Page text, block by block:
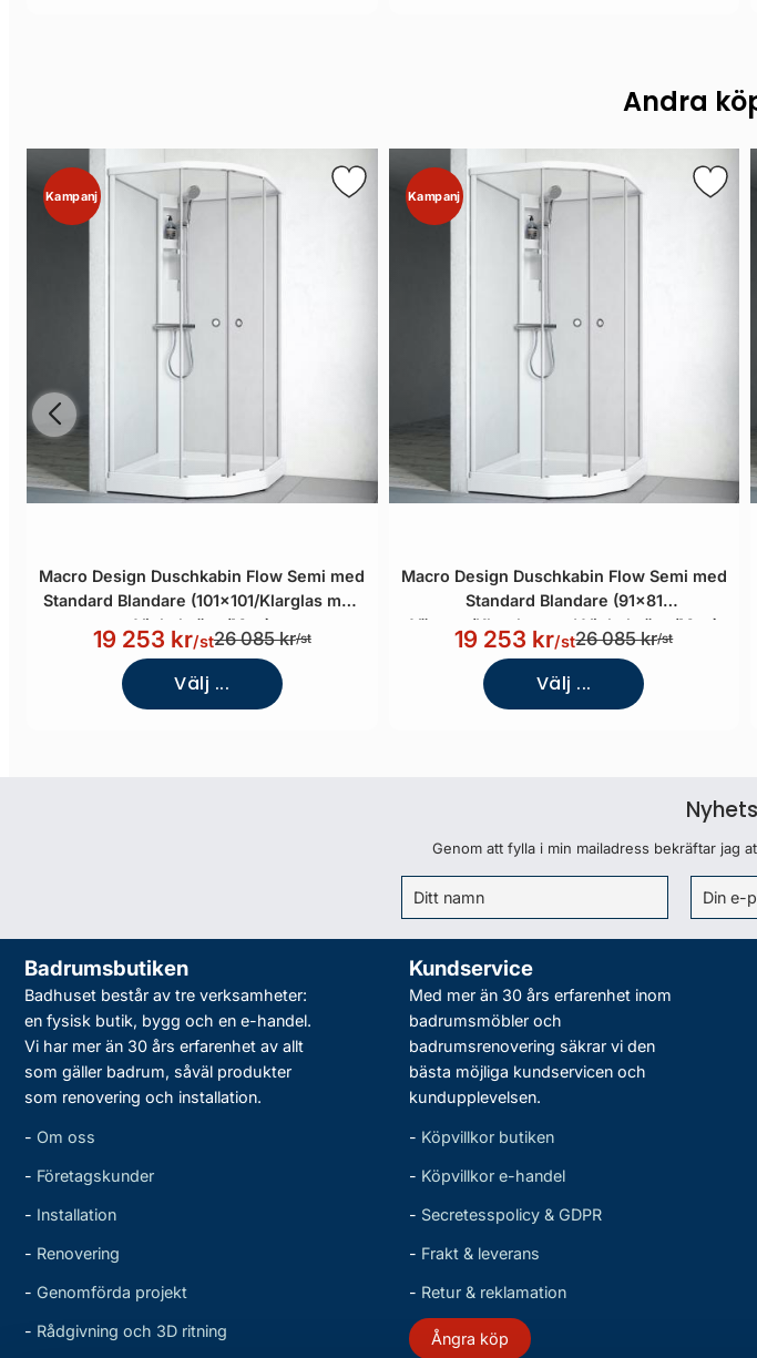
Andra
Kampanj
Macro Design Duschkabin Flow Semi med
Standard Blandare (101x101/Klarglas med
Vit bakvägg/Matt)
19 253 kr/st26 085 kr/st
Välj ...
Kampanj
Macro Design Duschkabin Flow Semi med
Standard Blandare (91x81
Vänster/Klarglas med Vit bakvägg/Matt)
19 253 kr/st26 085 kr/st
Välj ...
Genom att fylla i min mailadress bekräftar jag
Badrumsbutiken
Badhuset består av tre verksamheter:
en fysisk butik, bygg och en e-handel.
Vi har mer än 30 års erfarenhet av allt
som gäller badrum, såväl produkter
som renovering och installation.
- Om oss
- Företagskunder
- Installation
- Renovering
- Genomförda projekt
- Rådgivning och 3D ritning
Kundservice
Med mer än 30 års erfarenhet inom
badrumsmöbler och
badrumsrenovering säkrar vi den
bästa möjliga kundservicen och
kundupplevelsen.
- Köpvillkor butiken
- Köpvillkor e-handel
- Secretesspolicy & GDPR
- Frakt & leverans
- Retur & reklamation
Ångra köp